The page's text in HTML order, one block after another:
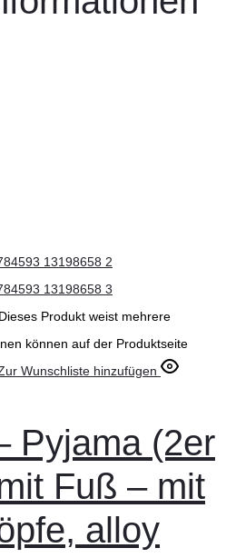
Dieses Produkt weist mehrere
können auf der Produktseite
Wunschliste hinzufügen
Pyjama (2er
Fuß – mit
alloy